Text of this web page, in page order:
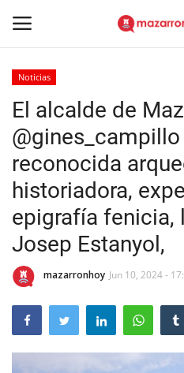
Inicio
Contacto
Noticias
Mazarrón Hoy
Entrevistas
Noticias
El alcalde de
reconocida
historiadora,
epigrafía fenicia,
Josep Estanyol,
mazarronhoy Jun 10, 2024 -